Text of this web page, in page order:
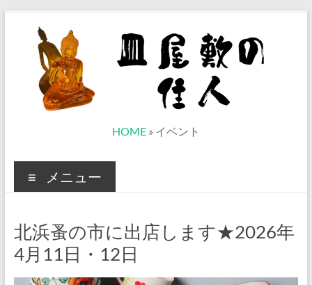
屋
敷
の
住
人
HOME » イベント
メニュー
北浜蚤の市に出店します★2026年
4月11日・12日